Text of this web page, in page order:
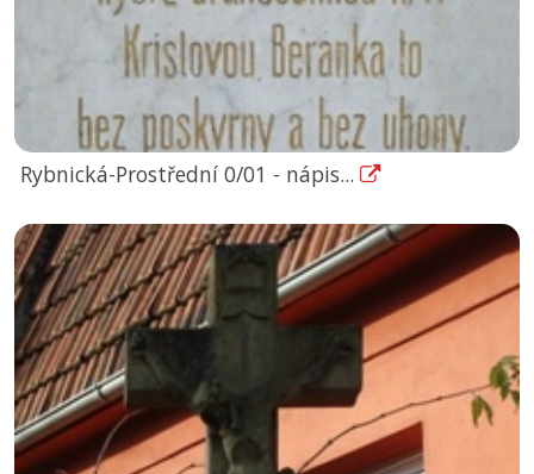
Rybnická-Prostřední 0/01 - nápis...